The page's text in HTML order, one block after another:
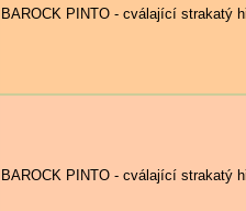
BAROCK PINTO - cválající strakatý
BAROCK PINTO - cválající strakatý